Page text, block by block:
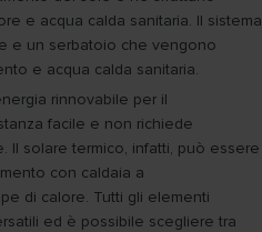
e acqua calda sanitaria. Il sistema
e un serbatoio che vengono
e acqua calda sanitaria.
rinnovabile per il
facile e non richiede
Il solare termico, infatti, può essere
con caldaia a
di calore. Tutti gli elementi
ed è possibile scegliere tra